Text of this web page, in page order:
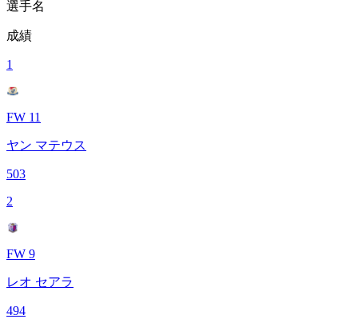
選手名
成績
1
FW 11
ヤン マテウス
503
2
FW 9
レオ セアラ
494